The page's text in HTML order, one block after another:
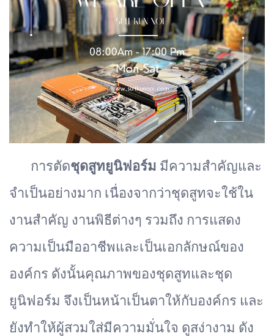
การตัดชุดสูทยูนิฟอร์ม มีความสำคัญและ
จำเป็นอย่างมาก เนื่องจากว่าชุดสูทจะใช้ใน
งานสำคัญ งานพิธีต่างๆ รวมถึง การแสดง
ความเป็นมืออาชีพและเป็นเอกลักษณ์ของ
องค์กร ดังนั้นคุณภาพของชุดสูทและชุด
ยูนิฟอร์ม จึงเป็นหน้าเป็นตาให้กับองค์กร และ
ยังทำให้ผู้สวมใส่มีความมั่นใจ ดูสง่างาม ดัง